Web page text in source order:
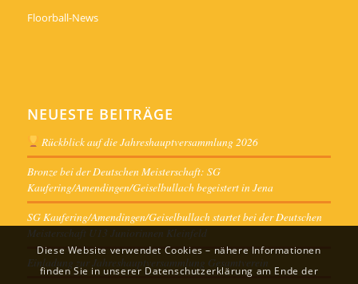
Floorball-News
NEUESTE BEITRÄGE
Rückblick auf die Jahreshauptversammlung 2026
Bronze bei der Deutschen Meisterschaft: SG
Kaufering/Amendingen/Geiselbullach begeistert in Jena
SG Kaufering/Amendingen/Geiselbullach startet bei der Deutschen
Meisterschaft U13 Juniorinnen Kleinfeld
Einladung zur Jahreshauptversammlung Gesamtverein
Diese Website verwendet Cookies – nähere Informationen
finden Sie in unserer Datenschutzerklärung am Ende der